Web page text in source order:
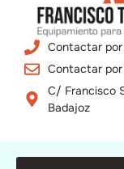
Contactar
Contactar por
C/ Francisco
Badajoz